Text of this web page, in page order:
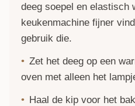
deeg soepel en elastisch
keukenmachine fijner
gebruik die.
Zet het deeg op een
oven met alleen het
Haal de kip voor het